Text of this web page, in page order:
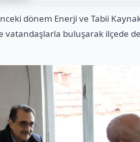
dönem Enerji ve Tabii
vatandaşlarla buluşarak ilçede